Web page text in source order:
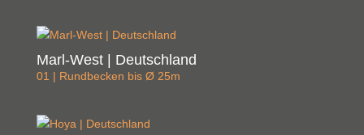
Marl-West | Deutschland
01 | Rundbecken bis Ø 25m